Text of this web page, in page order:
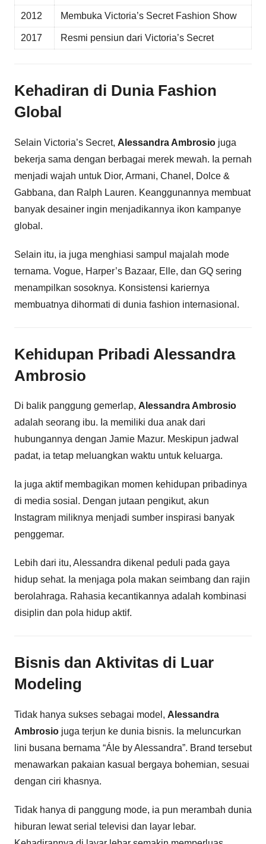
2012 Membuka Victoria’s Secret Fashion Show
2017 Resmi pensiun dari Victoria’s Secret
Kehadiran di Dunia Fashion
Global
Selain Victoria’s Secret, Alessandra Ambrosio juga
bekerja sama dengan berbagai merek mewah. Ia pernah
menjadi wajah untuk Dior, Armani, Chanel, Dolce &
Gabbana, dan Ralph Lauren. Keanggunannya membuat
banyak desainer ingin menjadikannya ikon kampanye
global.
Selain itu, ia juga menghiasi sampul majalah mode
ternama. Vogue, Harper’s Bazaar, Elle, dan GQ sering
menampilkan sosoknya. Konsistensi kariernya
membuatnya dihormati di dunia fashion internasional.
Kehidupan Pribadi Alessandra
Ambrosio
Di balik panggung gemerlap, Alessandra Ambrosio
adalah seorang ibu. Ia memiliki dua anak dari
hubungannya dengan Jamie Mazur. Meskipun jadwal
padat, ia tetap meluangkan waktu untuk keluarga.
Ia juga aktif membagikan momen kehidupan pribadinya
di media sosial. Dengan jutaan pengikut, akun
Instagram miliknya menjadi sumber inspirasi banyak
penggemar.
Lebih dari itu, Alessandra dikenal peduli pada gaya
hidup sehat. Ia menjaga pola makan seimbang dan rajin
berolahraga. Rahasia kecantikannya adalah kombinasi
disiplin dan pola hidup aktif.
Bisnis dan Aktivitas di Luar
Modeling
Tidak hanya sukses sebagai model, Alessandra
Ambrosio juga terjun ke dunia bisnis. Ia meluncurkan
lini busana bernama “Ále by Alessandra”. Brand tersebut
menawarkan pakaian kasual bergaya bohemian, sesuai
dengan ciri khasnya.
Tidak hanya di panggung mode, ia pun merambah dunia
hiburan lewat serial televisi dan layar lebar.